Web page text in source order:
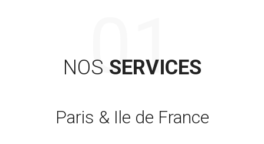
NOS SERVICES
Paris & Ile de France